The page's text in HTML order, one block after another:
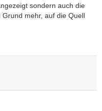
sondern auch die
mehr, auf die Quell